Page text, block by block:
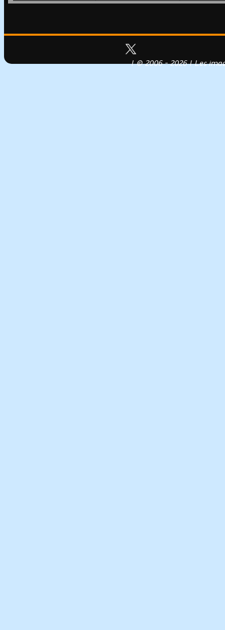
| © 2006 - 2026 | Les